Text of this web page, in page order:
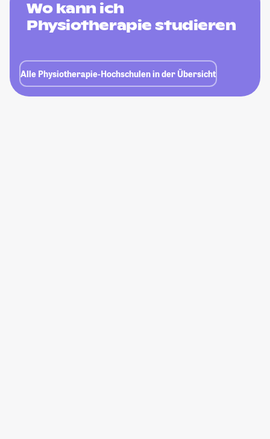
Wo kann ich
Physiotherapie studieren
Alle Physiotherapie-Hochschulen in der Übersicht